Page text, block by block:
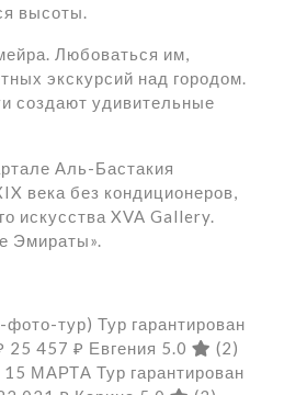
высоты.
Любоваться им,
экскурсий над городом.
создают удивительные
Аль-Бастакия
века без кондиционеров,
искусства XVA Gallery.
Эмираты».
тур) Тур гарантирован
25 457 ₽ Евгения 5.0
(2)
Тур гарантирован